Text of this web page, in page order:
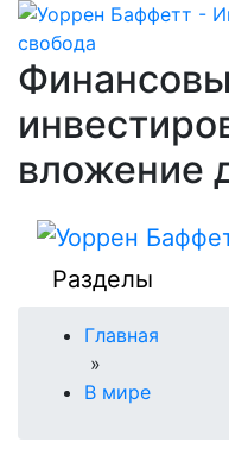
вложение
Разделы
Главная
»
В мире